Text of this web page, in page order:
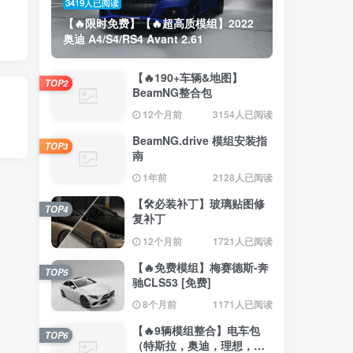
【🔥限时免费】【🔥超高质模组】2022
奥迪 A4/S4/RS4 Avant 2.61
【🔥190+车辆&地图】
BeamNG整合包
12个月前 3154人已阅读
TOP2
BeamNG.drive 模组安装指
南
1年前 2128人已阅读
TOP3
【🛠️必装补丁】玻璃贴图修
复补丁
12个月前 1721人已阅读
TOP4
【🔥免费模组】梅赛德斯-奔
驰CLS53 [免费]
8个月前 1171人已阅读
TOP5
【🔥9辆模组整合】电车包
（特斯拉，奥迪，理想，梅
TOP6